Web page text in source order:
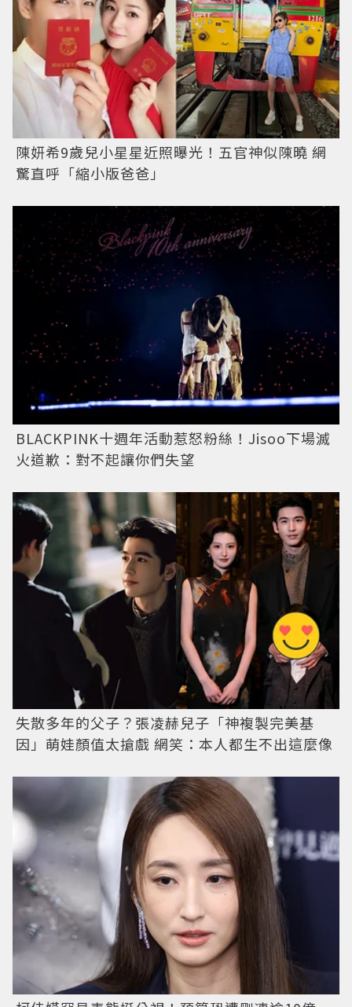
陳妍希9歲兒小星星近照曝光！五官神似陳曉 網
驚直呼「縮小版爸爸」
BLACKPINK十週年活動惹怒粉絲！Jisoo下場滅
火道歉：對不起讓你們失望
失散多年的父子？張凌赫兒子「神複製完美基
因」萌娃顏值太搶戲 網笑：本人都生不出這麼像